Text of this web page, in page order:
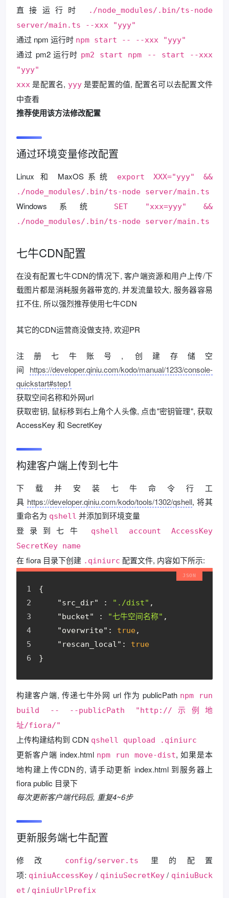
直接运行时
./node_modules/.bin/ts-node
server/main.ts --xxx "yyy"
通过 npm 运行时 npm start -- --xxx "yyy"
通过 pm2 运行时 pm2 start npm -- start --xxx
"yyy"
xxx 是配置名, yyy是要配置的值, 配置名可以去配置文件
中查看
推荐使用该方法修改配置
通过环境变量修改配置
Linux 和 MaxOS系统
export XXX="yyy" &&
./node_modules/.bin/ts-node server/main.ts
Windows系统
SET "xxx=yyy" &&
./node_modules/.bin/ts-node server/main.ts
七牛CDN配置
在没有配置七牛CDN的情况下, 客户端资源和用户上传/下
载图片都是消耗服务器带宽的, 并发流量较大, 服务器容易
扛不住, 所以强烈推荐使用七牛CDN
其它的CDN运营商没做支持, 欢迎PR
注册七牛账号, 创建存储空
间 https://developer.qiniu.com/kodo/manual/1233/console-
quickstart#step1
获取空间名称和外网url
获取密钥, 鼠标移到右上角个人头像, 点击"密钥管理", 获取
AccessKey 和 SecretKey
构建客户端上传到七牛
下载并安装七牛命令行工
具 https://developer.qiniu.com/kodo/tools/1302/qshell, 将其
重命名为 qshell 并添加到环境变量
登录到七牛
qshell account AccessKey
SecretKey name
在 fiora 目录下创建 .qiniurc 配置文件, 内容如下所示:
{
"src_dir"
: "./dist" ,
"bucket"
: "七牛空间名称" ,
"overwrite" : true,
"rescan_local" : true
}
构建客户端, 传递七牛外网 url 作为 publicPath npm run
build -- --publicPath "http://示例地
址/fiora/"
上传构建结构到 CDN qshell qupload .qiniurc
更新客户端 index.html npm run move-dist, 如果是本
地构建上传CDN的, 请手动更新 index.html 到服务器上
fiora public 目录下
每次更新客户端代码后, 重复4~6步
更新服务端七牛配置
修改 config/server.ts
里的配置
项: qiniuAccessKey / qiniuSecretKey/ qiniuBuck
et / qiniuUrlPrefix